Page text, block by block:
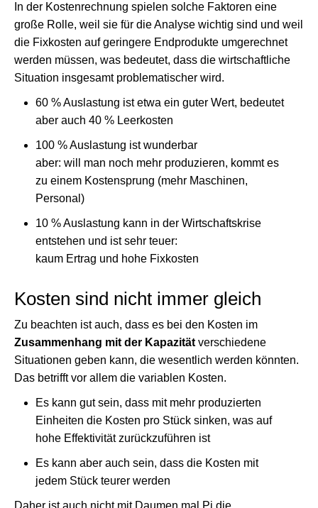
In der Kostenrechnung spielen solche Faktoren eine
große Rolle, weil sie für die Analyse wichtig sind und weil
die Fixkosten auf geringere Endprodukte umgerechnet
werden müssen, was bedeutet, dass die wirtschaftliche
Situation insgesamt problematischer wird.
60 % Auslastung ist etwa ein guter Wert, bedeutet
aber auch 40 % Leerkosten
100 % Auslastung ist wunderbar
aber: will man noch mehr produzieren, kommt es
zu einem Kostensprung (mehr Maschinen,
Personal)
10 % Auslastung kann in der Wirtschaftskrise
entstehen und ist sehr teuer:
kaum Ertrag und hohe Fixkosten
Kosten sind nicht immer gleich
Zu beachten ist auch, dass es bei den Kosten im
Zusammenhang mit der Kapazität verschiedene
Situationen geben kann, die wesentlich werden könnten.
Das betrifft vor allem die variablen Kosten.
Es kann gut sein, dass mit mehr produzierten
Einheiten die Kosten pro Stück sinken, was auf
hohe Effektivität zurückzuführen ist
Es kann aber auch sein, dass die Kosten mit
jedem Stück teurer werden
Daher ist auch nicht mit Daumen mal Pi die